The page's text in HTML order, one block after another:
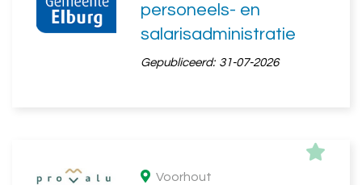
personeels- en
salarisadministratie
Gepubliceerd: 31-07-2026
Voorhout